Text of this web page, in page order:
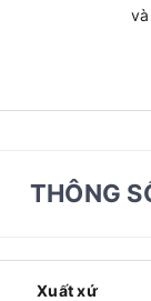
THÔNG
Xuất xứ